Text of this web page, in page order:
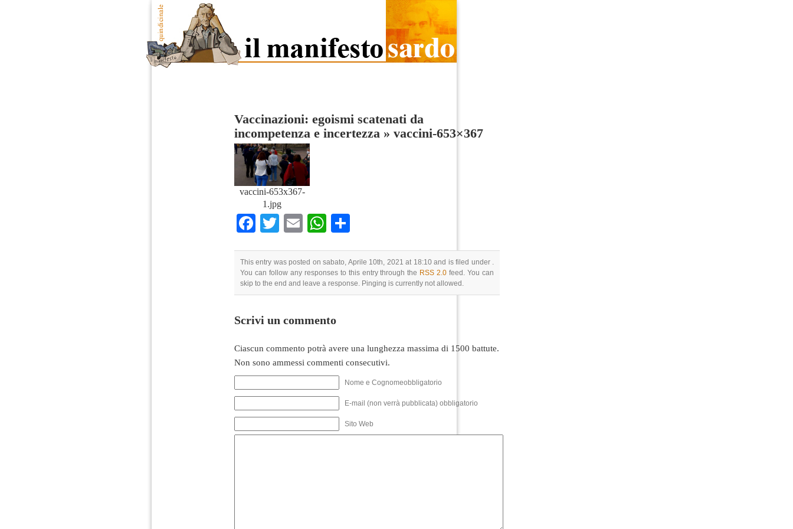
Vaccinazioni: egoismi scatenati da
incompetenza e incertezza » vaccini-653×367
vaccini-653x367-
1.jpg
Facebook
TwitterEmailWhatsApp
This entry was posted on sabato, Aprile 10th, 2021 at 18:10 and is filed under .
You can follow any responses to this entry through the RSS 2.0 feed. You can
skip to the end and leave a response. Pinging is currently not allowed.
Scrivi un commento
Ciascun commento potrà avere una lunghezza massima di 1500 battute.
Non sono ammessi commenti consecutivi.
Nome e Cognomeobbligatorio
E-mail (non verrà pubblicata) obbligatorio
Sito Web